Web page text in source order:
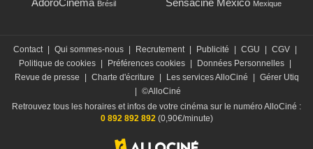
AdoroCinema Brésil Sensacine México Mexique
Contact Qui sommes-nous Recrutement Publicité CGU CGV
Politique de cookies
Préférences cookies Données Personnelles
Revue de presse
Charte d'écriture Les services AlloCiné
Gérer Utiq
©AlloCiné
Retrouvez tous les horaires et infos de votre cinéma sur le numéro AlloCiné :
0 892 892 892(0,90€/minute)